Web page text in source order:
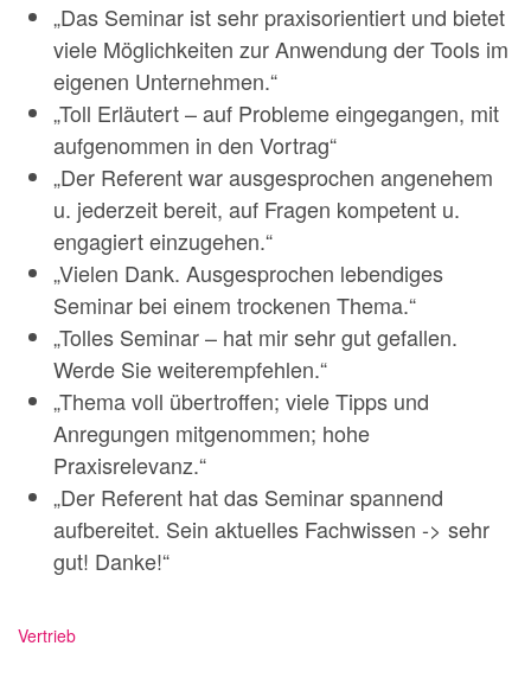
„Das Seminar ist sehr praxisorientiert und bietet
viele Möglichkeiten zur Anwendung der Tools im
eigenen Unternehmen.“
„Toll Erläutert – auf Probleme eingegangen, mit
aufgenommen in den Vortrag“
„Der Referent war ausgesprochen angenehem
u. jederzeit bereit, auf Fragen kompetent u.
engagiert einzugehen.“
„Vielen Dank. Ausgesprochen lebendiges
Seminar bei einem trockenen Thema.“
„Tolles Seminar – hat mir sehr gut gefallen.
Werde Sie weiterempfehlen.“
„Thema voll übertroffen; viele Tipps und
Anregungen mitgenommen; hohe
Praxisrelevanz.“
„Der Referent hat das Seminar spannend
aufbereitet. Sein aktuelles Fachwissen -> sehr
gut! Danke!“
Vertrieb